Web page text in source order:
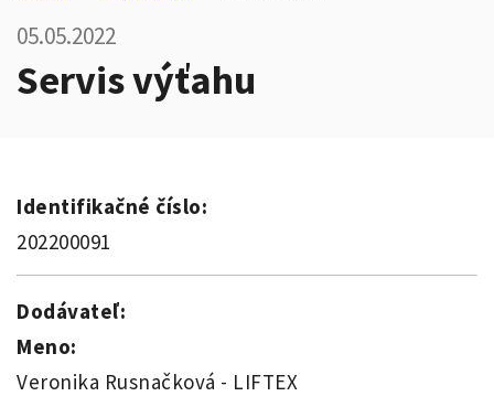
05.05.2022
Servis výťahu
Identifikačné číslo:
202200091
Dodávateľ:
Meno:
Veronika Rusnačková - LIFTEX